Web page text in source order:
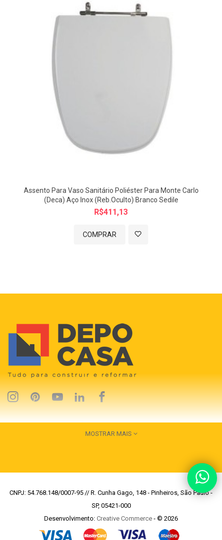
Assento Para Vaso Sanitário Poliéster Para Monte Carlo
(Deca) Aço Inox (reb.Oculto) Branco Sedile
R$411,13
COMPRAR
MOSTRAR MAIS
CNPJ: 54.768.148/0007-95 // R. Cunha Gago, 148 - Pinheiros, São Paulo -
SP, 05421-000
Desenvolvimento: Creative Commerce - © 2026